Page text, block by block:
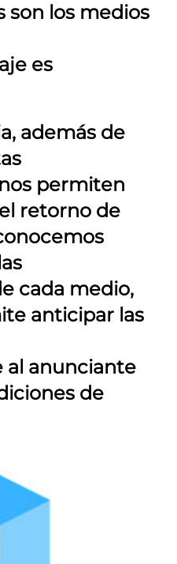
son los medios
es
, además de
permiten
retorno de
cada medio,
anticipar las
al anunciante
de